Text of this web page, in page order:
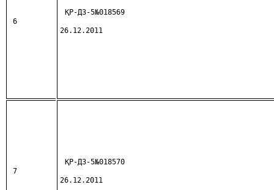
6
ҚР-ДЗ-5№018569
26.12.2011
7
ҚР-ДЗ-5№018570
26.12.2011